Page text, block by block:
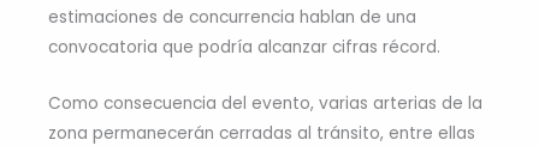
estimaciones de concurrencia hablan de una
convocatoria que podría alcanzar cifras récord.
Como consecuencia del evento, varias arterias de la
zona permanecerán cerradas al tránsito, entre ellas